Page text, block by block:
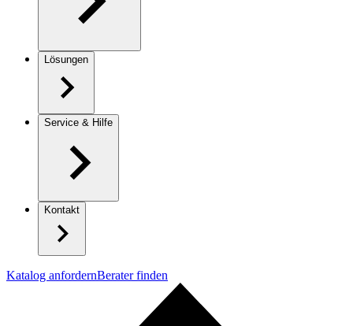
Lösungen
Service & Hilfe
Kontakt
Katalog anfordernBerater finden